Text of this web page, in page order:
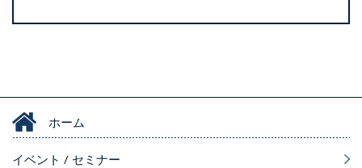
ホーム
イベント / セミナー